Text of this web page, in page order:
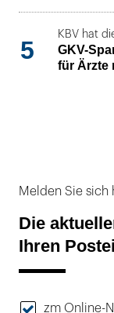
5
KBV hat
GKV-
für Ärzte
Melden Sie sich
Die
Ihren
zm Online-